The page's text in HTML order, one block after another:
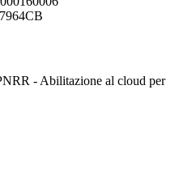
- Abilitazione al cloud per